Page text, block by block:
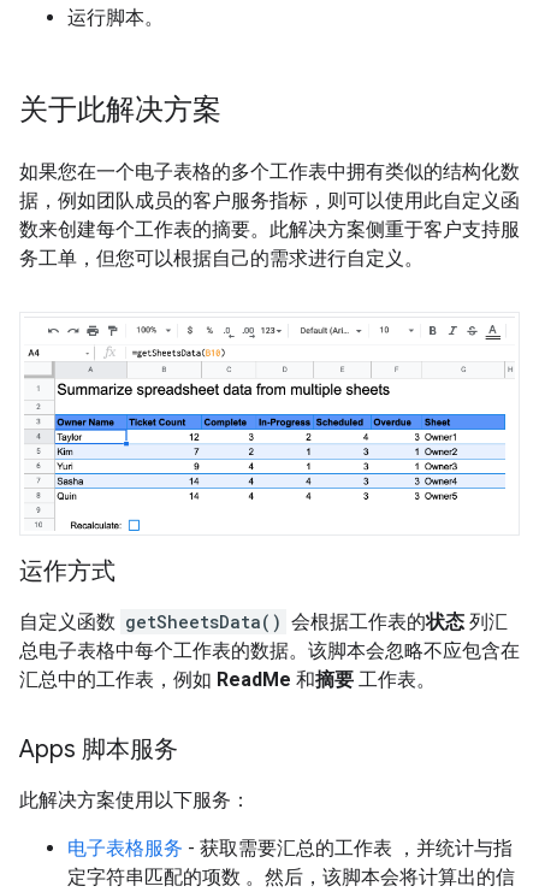
运行脚本。
关于此解决方案
如果您在一个电子表格的多个工作表中拥有类似的结构化数
据，例如团队成员的客户服务指标，则可以使用此自定义函
数来创建每个工作表的摘要。此解决方案侧重于客户支持服
务工单，但您可以根据自己的需求进行自定义。
运作方式
自定义函数 getSheetsData() 会根据工作表的状态 列汇
总电子表格中每个工作表的数据。该脚本会忽略不应包含在
汇总中的工作表，例如 ReadMe 和摘要 工作表。
Apps 脚本服务
此解决方案使用以下服务：
电子表格服务 - 获取需要汇总的工作表 ，并统计与指
定字符串匹配的项数 。然后，该脚本会将计算出的信